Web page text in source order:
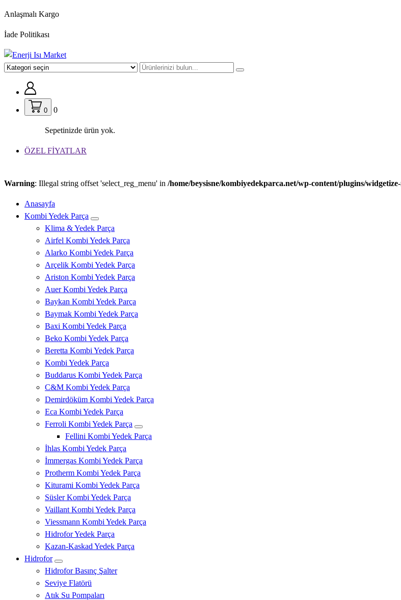
İçeriğe
Anlaşmalı Kargo
İade Politikası
0 0
Sepetinizde ürün yok.
ÖZEL FİYATLAR
Warning: Illegal string offset 'select_reg_menu' in /home/beysisne/kombiyedekparca.net/wp-content/plugins/
Anasayfa
Kombi Yedek Parça
Klima & Yedek Parça
Airfel Kombi Yedek Parça
Alarko Kombi Yedek Parça
Arçelik Kombi Yedek Parça
Ariston Kombi Yedek Parça
Auer Kombi Yedek Parça
Baykan Kombi Yedek Parça
Baymak Kombi Yedek Parça
Baxi Kombi Yedek Parça
Beko Kombi Yedek Parça
Beretta Kombi Yedek Parça
Kombi Yedek Parça
Buddarus Kombi Yedek Parça
C&M Kombi Yedek Parça
Demirdöküm Kombi Yedek Parça
Eca Kombi Yedek Parça
Ferroli Kombi Yedek Parça
Fellini Kombi Yedek Parça
İhlas Kombi Yedek Parça
İmmergas Kombi Yedek Parça
Protherm Kombi Yedek Parça
Kiturami Kombi Yedek Parça
Süsler Kombi Yedek Parça
Vaillant Kombi Yedek Parça
Viessmann Kombi Yedek Parça
Hidrofor Yedek Parça
Kazan-Kaskad Yedek Parça
Hidrofor
Hidrofor Basınç Şalter
Seviye Flatörü
Atık Su Pompaları